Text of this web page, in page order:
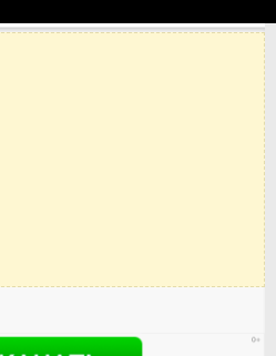
требованиями и